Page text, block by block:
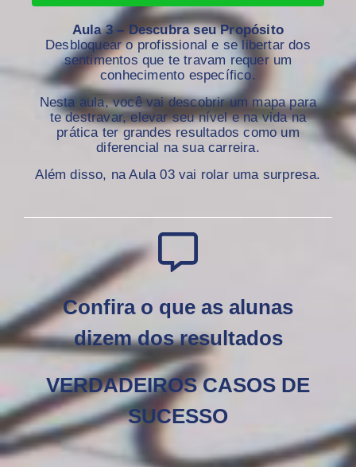
Aula 3 – Descubra seu Propósito
Desbloquear o profissional e se libertar dos
sentimentos que te travam requer um
conhecimento específico.
Nesta aula, você vai descobrir um mapa para
te destravar, elevar seu nível e na vida na
prática ter grandes resultados como um
diferencial na sua carreira.
Além disso, na Aula 03 vai rolar uma surpresa.
Confira o que as alunas
dizem dos resultados
VERDADEIROS CASOS DE
SUCESSO